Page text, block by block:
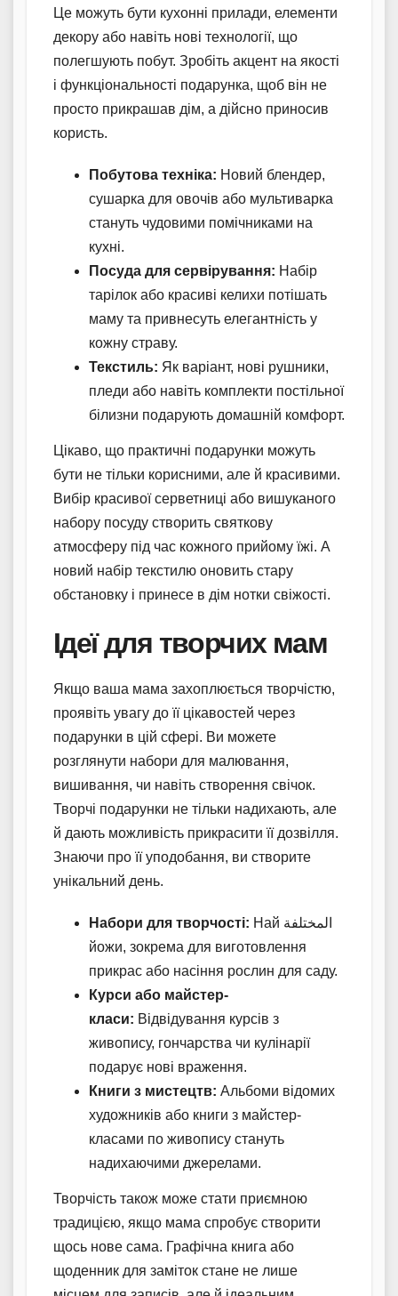
Це можуть бути кухонні прилади, елементи
декору або навіть нові технології, що
полегшують побут. Зробіть акцент на якості
і функціональності подарунка, щоб він не
просто прикрашав дім, а дійсно приносив
користь.
Побутова техніка: Новий блендер,
сушарка для овочів або мультиварка
стануть чудовими помічниками на
кухні.
Посуда для сервірування: Набір
тарілок або красиві келихи потішать
маму та привнесуть елегантність у
кожну страву.
Текстиль: Як варіант, нові рушники,
пледи або навіть комплекти постільної
білизни подарують домашній комфорт.
Цікаво, що практичні подарунки можуть
бути не тільки корисними, але й красивими.
Вибір красивої серветниці або вишуканого
набору посуду створить святкову
атмосферу під час кожного прийому їжі. А
новий набір текстилю оновить стару
обстановку і принесе в дім нотки свіжості.
Ідеї для творчих мам
Якщо ваша мама захоплюється творчістю,
проявіть увагу до її цікавостей через
подарунки в цій сфері. Ви можете
розглянути набори для малювання,
вишивання, чи навіть створення свічок.
Творчі подарунки не тільки надихають, але
й дають можливість прикрасити її дозвілля.
Знаючи про її уподобання, ви створите
унікальний день.
Набори для творчості: Най المختلفة
йожи, зокрема для виготовлення
прикрас або насіння рослин для саду.
Курси або майстер-
класи: Відвідування курсів з
живопису, гончарства чи кулінарії
подарує нові враження.
Книги з мистецтв: Альбоми відомих
художників або книги з майстер-
класами по живопису стануть
надихаючими джерелами.
Творчість також може стати приємною
традицією, якщо мама спробує створити
щось нове сама. Графічна книга або
щоденник для заміток стане не лише